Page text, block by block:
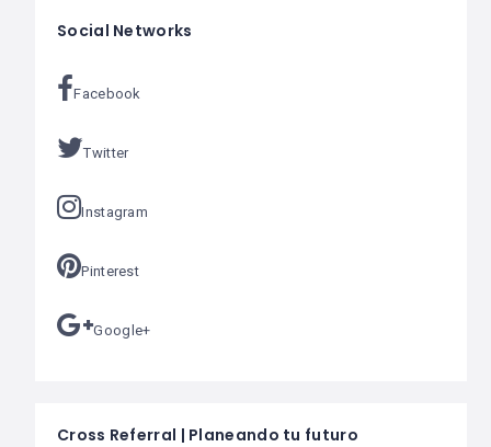
Social Networks
Facebook
Twitter
Instagram
Pinterest
Google+
Cross Referral | Planeando tu futuro